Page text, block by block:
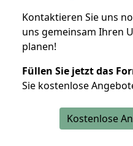
Kontaktieren Sie uns
uns gemeinsam Ihren
planen!
Füllen Sie jetzt das
Sie kostenlose
Kostenlose